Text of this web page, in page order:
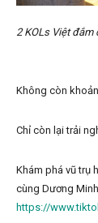
2 KOLs Việt
Không còn
Chỉ còn lại trải
Khám phá vũ trụ
cùng Dương
https://